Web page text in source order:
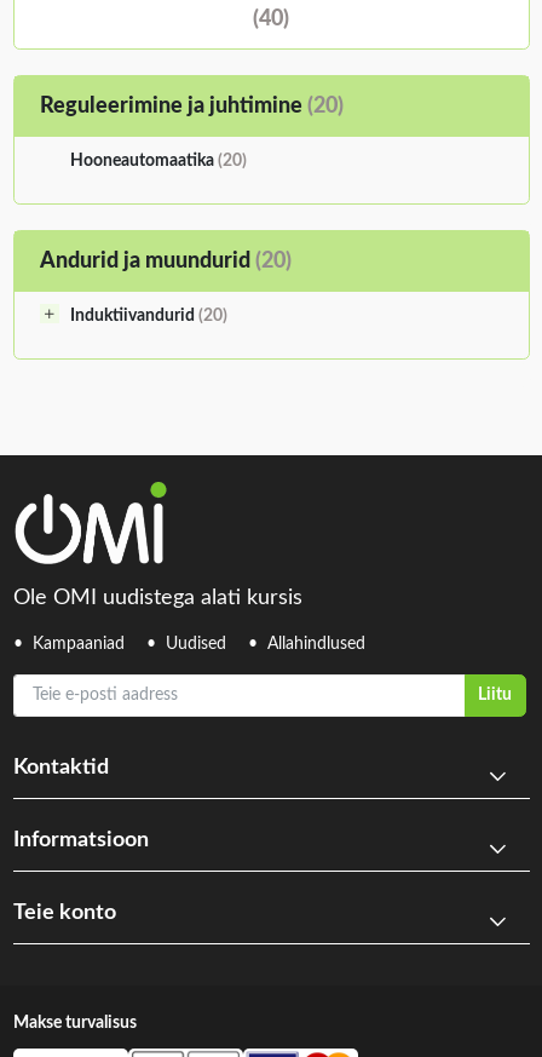
(40)
Reguleerimine ja juhtimine (20)
Hooneautomaatika (20)
Andurid ja muundurid (20)
Induktiivandurid (20)
Ole OMI uudistega alati kursis
Kampaaniad Uudised Allahindlused
Teie e-posti aadress
Liitu
Kontaktid
Informatsioon
Teie konto
Makse turvalisus